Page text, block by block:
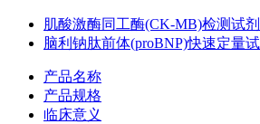
肌酸激酶同工酶(CK-MB)检测试
脑利钠肽前体(proBNP)快速定量
产品名称
产品规格
临床意义